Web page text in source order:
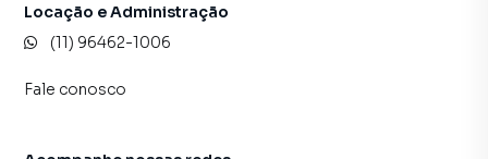
Locação e Administração
(11) 96462-1006
Fale conosco